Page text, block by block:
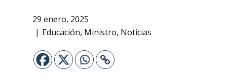
29 enero, 2025
Educación, Ministro, Noticias